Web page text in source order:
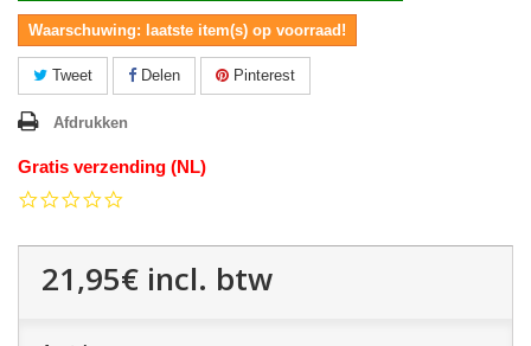
Waarschuwing: laatste item(s) op voorraad!
Tweet Delen Pinterest
Afdrukken
Gratis verzending (NL)
21,95€ incl. btw